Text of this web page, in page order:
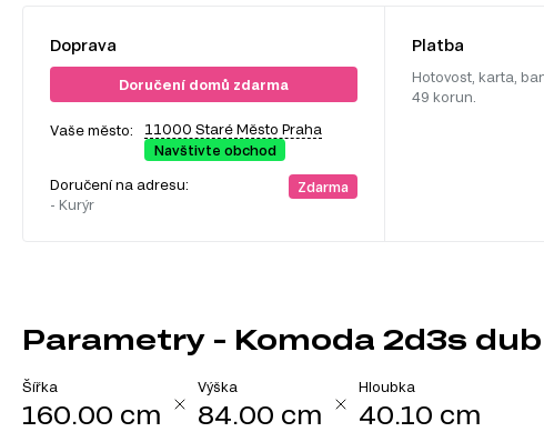
Doprava
Doručení domů zdarma
Vaše město:
11000 Staré Město Praha
Navštivte obchod
Doručení na adresu:
- Kurýr
Zdarma
Platba
Hotovost, karta,
49 korun.
Parametry - Komoda 2d3s
Šířka
160.00 cm
Výška
84.00 cm
Hloubka
40.10 cm